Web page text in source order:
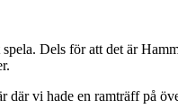
Dels för att det är
vi hade en ramträff på